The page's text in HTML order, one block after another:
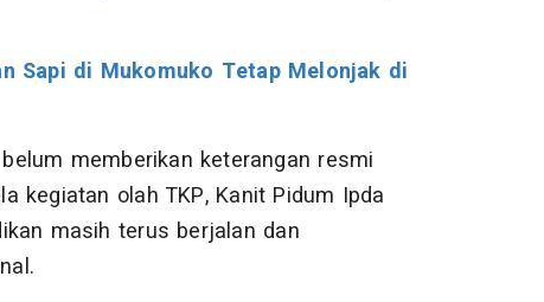
Sapi di Mukomuko Tetap Melonjak di
memberikan keterangan resmi
kegiatan olah TKP, Kanit Pidum Ipda
masih terus berjalan dan